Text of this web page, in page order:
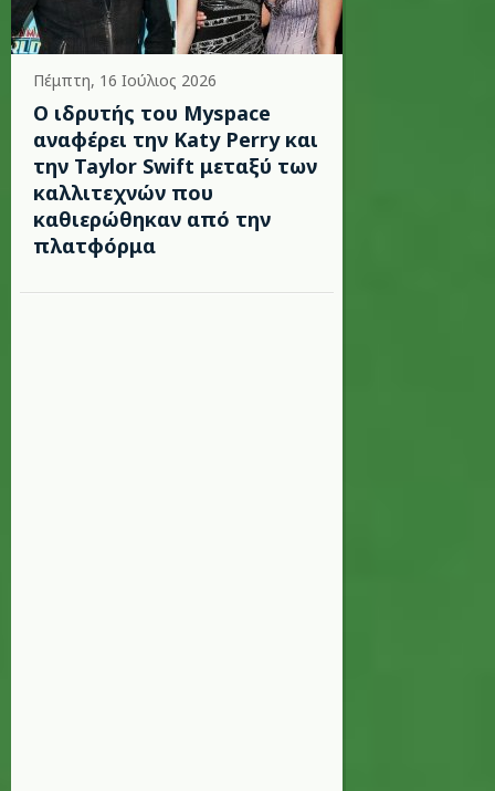
Πέμπτη, 16 Ιούλιος 2026
Ο ιδρυτής του Myspace
αναφέρει την Katy Perry και
την Taylor Swift μεταξύ των
καλλιτεχνών που
καθιερώθηκαν από την
πλατφόρμα